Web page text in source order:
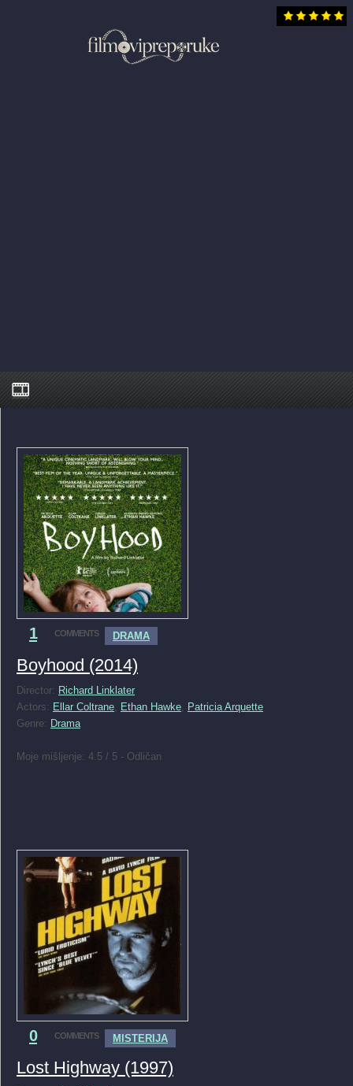
1 COMMENTS DRAMA
Boyhood (2014)
Director: Richard Linklater
Actors: Ellar Coltrane, Ethan Hawke, Patricia Arquette
Genre: Drama
Moje mišljenje: 4.5 / 5 - Odličan
0 COMMENTS MISTERIJA
Lost Highway (1997)